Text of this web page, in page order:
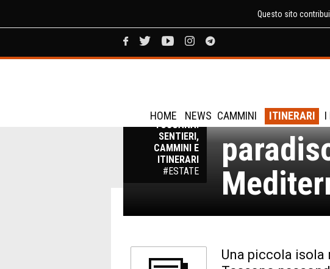
Questo sito
HOME NEWS CAMMINI ITINERARI I
TREKKING
TOSCANA:
SENTIERI,
CAMMINI E
ITINERARI
#ESTATE
Isola
Una piccola